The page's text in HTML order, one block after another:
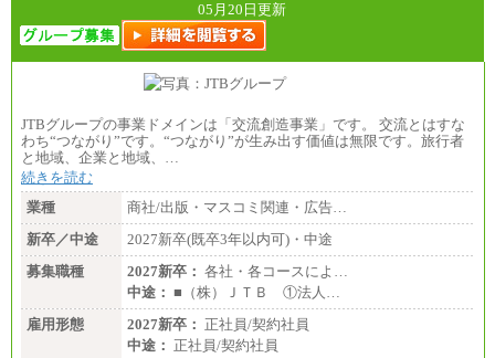
05月20日更新
JTBグループの事業ドメインは「交流創造事業」です。 交流とはすな
わち“つながり”です。“つながり”が生み出す価値は無限です。旅行者
と地域、企業と地域、…
続きを読む
業種
商社/出版・マスコミ関連・広告…
新卒／中途
2027新卒(既卒3年以内可)・中途
募集職種
2027新卒： 各社・各コースによ…
中途： ■（株）ＪＴＢ ①法人…
雇用形態
2027新卒： 正社員/契約社員
中途： 正社員/契約社員